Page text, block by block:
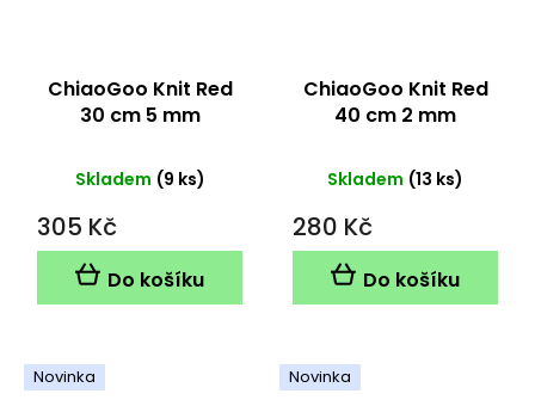
ChiaoGoo Knit Red
30 cm 5 mm
Skladem (9 ks)
305 Kč
Do košíku
ChiaoGoo Knit Red
40 cm 2 mm
Skladem (13 ks)
280 Kč
Do košíku
Novinka Novinka